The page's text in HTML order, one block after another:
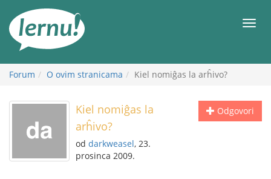
Meni
Forum O ovim stranicama Kiel nomiĝas la arĥivo?
Odgovori
Kiel nomiĝas la
arĥivo?
od darkweasel, 23.
prosinca 2009.